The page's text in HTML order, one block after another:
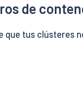
de
que tus clústeres